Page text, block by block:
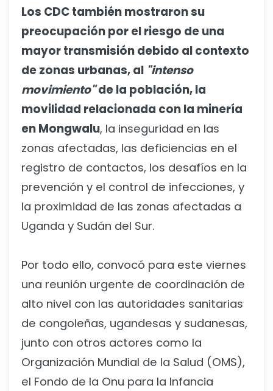
Los CDC también mostraron su
preocupación por el riesgo de una
mayor transmisión debido al contexto
de zonas urbanas, al "intenso
movimiento"de la población, la
movilidad relacionada con la minería
en Mongwalu, la inseguridad en las
zonas afectadas, las deficiencias en el
registro de contactos, los desafíos en la
prevención y el control de infecciones, y
la proximidad de las zonas afectadas a
Uganda y Sudán del Sur.
Por todo ello, convocó para este viernes
una reunión urgente de coordinación de
alto nivel con las autoridades sanitarias
de congoleñas, ugandesas y sudanesas,
junto con otros actores como la
Organización Mundial de la Salud (OMS),
el Fondo de la Onu para la Infancia